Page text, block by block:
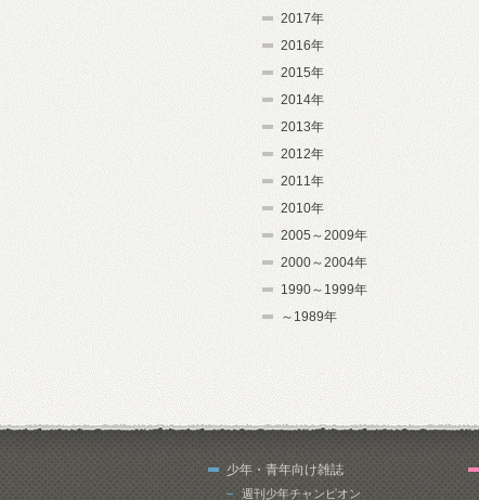
2017年
2016年
2015年
2014年
2013年
2012年
2011年
2010年
2005～2009年
2000～2004年
1990～1999年
～1989年
少年・青年向け雑誌
週刊少年チャンピオン